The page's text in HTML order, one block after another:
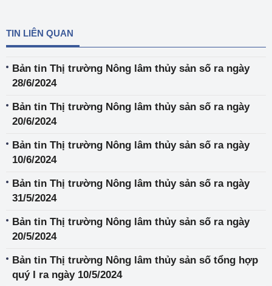
TIN LIÊN QUAN
Bản tin Thị trường Nông lâm thủy sản số ra ngày
28/6/2024
Bản tin Thị trường Nông lâm thủy sản số ra ngày
20/6/2024
Bản tin Thị trường Nông lâm thủy sản số ra ngày
10/6/2024
Bản tin Thị trường Nông lâm thủy sản số ra ngày
31/5/2024
Bản tin Thị trường Nông lâm thủy sản số ra ngày
20/5/2024
Bản tin Thị trường Nông lâm thủy sản số tổng hợp
quý I ra ngày 10/5/2024